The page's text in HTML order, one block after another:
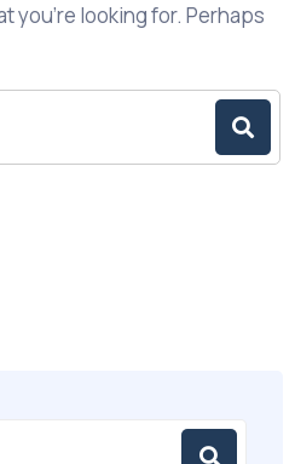
you’re looking for. Perhaps